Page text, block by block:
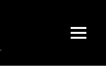
MENÜ